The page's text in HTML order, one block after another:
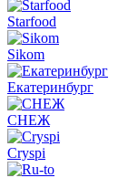
Starfood
Sikom
Екатеринбург
СНЕЖ
Cryspi